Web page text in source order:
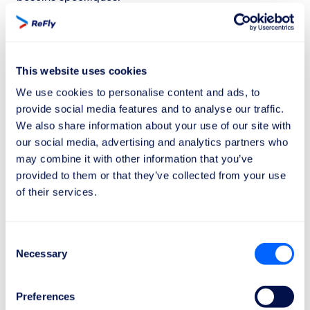
This website uses cookies
We use cookies to personalise content and ads, to
provide social media features and to analyse our traffic.
We also share information about your use of our site with
our social media, advertising and analytics partners who
may combine it with other information that you’ve
provided to them or that they’ve collected from your use
of their services.
Selection
Necessary
Preferences
En savoir plus
Ils offrent une assistance à l’aéroport et à bord, et
passagers en situation de handicap reçoivent le
soutien nécessaire.
En savoir plus
Qatar Airways
Ils disposent d’un programme d’assistance pour les
Ils offrent une assistance personnalisée et disposent
d’une équipe dédiée pour répondre aux besoins des